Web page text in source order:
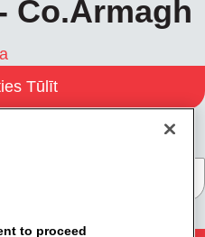
Co.Armagh
Tūlīt
to proceed